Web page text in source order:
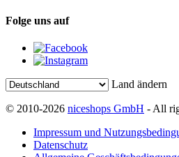
Folge uns auf
Land ändern
© 2010-2026 niceshops GmbH - All
Impressum und
Datenschutz